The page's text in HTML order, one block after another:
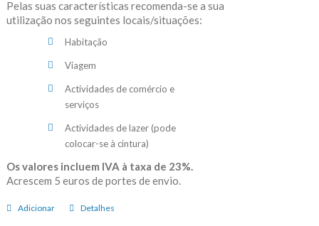
Pelas suas características recomenda-se a sua
utilização nos seguintes locais/situações:
Habitação
Viagem
Actividades de comércio e
serviços
Actividades de lazer (pode
colocar-se à cintura)
Os valores incluem IVA à taxa de 23%.
Acrescem 5 euros de portes de envio.
Adicionar Detalhes